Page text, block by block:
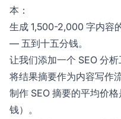
本：
生成 1,500-2,000 字内容
— 五到十五分钱。
让我们添加一个 SEO 分
将结果摘要作为内容写作
制作 SEO 摘要的平均价
钱）。